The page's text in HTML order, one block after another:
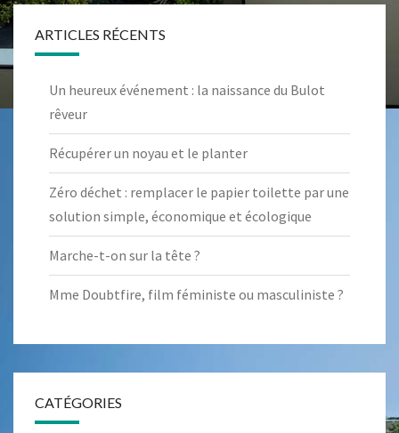
ARTICLES RÉCENTS
Un heureux événement : la naissance du Bulot
rêveur
Récupérer un noyau et le planter
Zéro déchet : remplacer le papier toilette par une
solution simple, économique et écologique
Marche-t-on sur la tête ?
Mme Doubtfire, film féministe ou masculiniste ?
CATÉGORIES